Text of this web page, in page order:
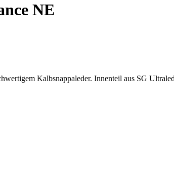
NE
Kalbsnappaleder. Innenteil aus SG